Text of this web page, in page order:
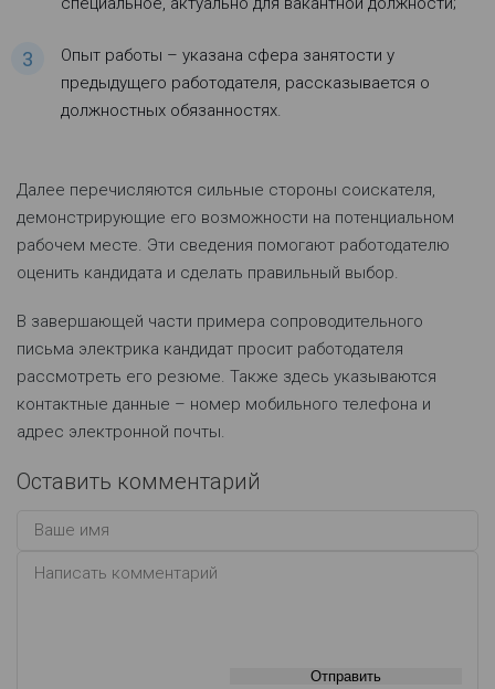
Опыт работы – указана сфера занятости у
предыдущего работодателя, рассказывается о
должностных обязанностях.
Далее перечисляются сильные стороны соискателя,
демонстрирующие его возможности на потенциальном
рабочем месте. Эти сведения помогают работодателю
оценить кандидата и сделать правильный выбор.
В завершающей части примера сопроводительного
письма электрика кандидат просит работодателя
рассмотреть его резюме. Также здесь указываются
контактные данные – номер мобильного телефона и
адрес электронной почты.
Оставить комментарий
Отправить